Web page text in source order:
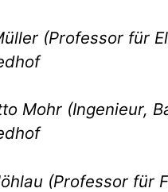
(Professor für
Mohr (Ingenieur,
(Professor für